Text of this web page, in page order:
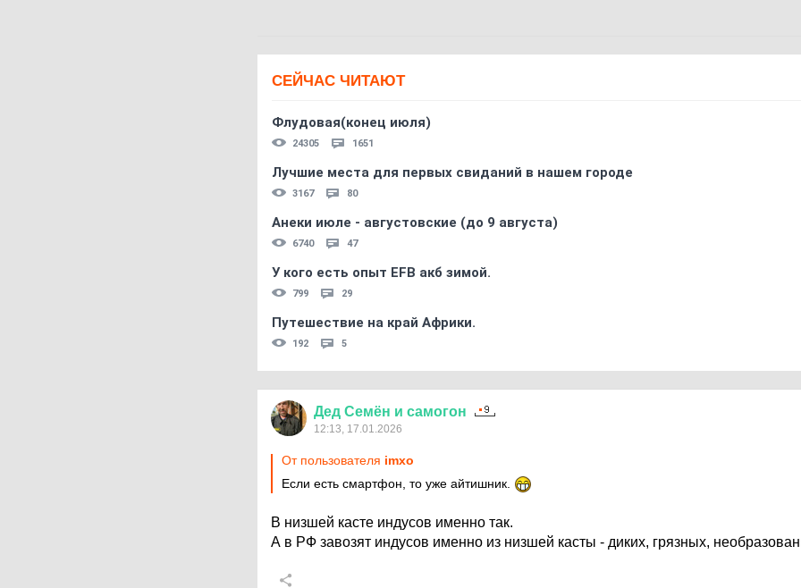
СЕЙЧАС ЧИТАЮТ
Флудовая(конец июля)
24305 1651
Лучшие места для первых свиданий в нашем городе
3167 80
Анеки июле - августовские (до 9 августа)
6740 47
У кого есть опыт EFB акб зимой.
799 29
Путешествие на край Африки.
192 5
Дед Семён и самогон
12:13, 17.01.2026
От пользователя imxo
Если есть смартфон, то уже айтишник.
В низшей касте индусов именно так.
А в РФ завозят индусов именно из низшей касты - диких, грязных,